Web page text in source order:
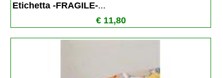
Etichetta -FRAGILE-...
€ 11,80